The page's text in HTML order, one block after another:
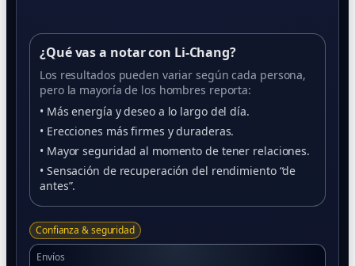
¿Qué vas a notar con Li-Chang?
Los resultados pueden variar según cada persona,
pero la mayoría de los hombres reporta:
• Más energía y deseo a lo largo del día.
• Erecciones más firmes y duraderas.
• Mayor seguridad al momento de tener relaciones.
• Sensación de recuperación del rendimiento “de
antes”.
Confianza & seguridad
Envíos